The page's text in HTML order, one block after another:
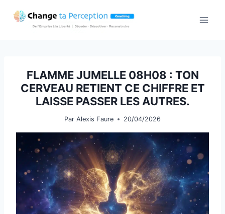
FLAMME JUMELLE 08H08 : TON
CERVEAU RETIENT CE CHIFFRE ET
LAISSE PASSER LES AUTRES.
Par Alexis Faure 20/04/2026